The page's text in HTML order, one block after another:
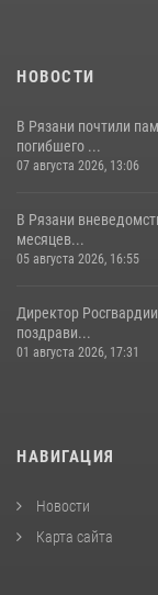
НОВОСТИ
В Рязани почтили
погибшего ...
07 августа 2026, 13:06
В Рязани
месяцев...
05 августа 2026, 16:55
Директор
поздрави...
01 августа 2026, 17:31
НАВИГАЦИЯ
Новости
Карта сайта